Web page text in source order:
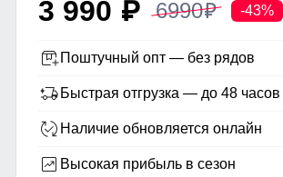
3 990 p 6990p -43%
Поштучный опт — без рядов
Быстрая отгрузка — до 48 часов
Наличие обновляется онлайн
Высокая прибыль в сезон